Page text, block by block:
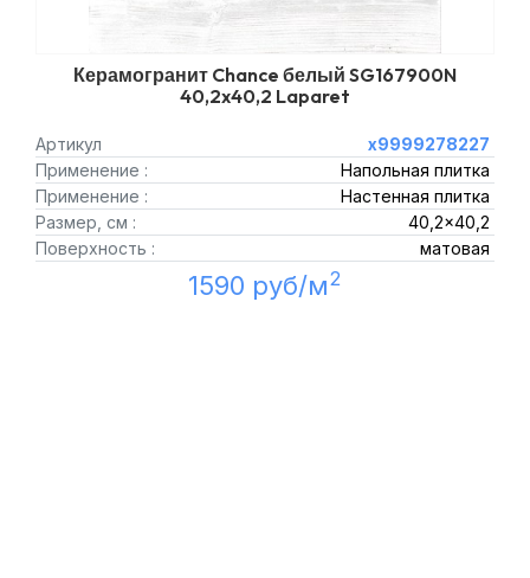
Керамогранит Chance белый SG167900N
40,2x40,2 Laparet
Артикул
х9999278227
Применение :
Напольная плитка
Применение :
Настенная плитка
Размер, см :
40,2x40,2
Поверхность :
матовая
1590 руб/м2